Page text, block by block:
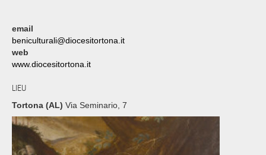
email
beniculturali@diocesitortona.it
web
www.diocesitortona.it
LIEU
Tortona (AL) Via Seminario, 7